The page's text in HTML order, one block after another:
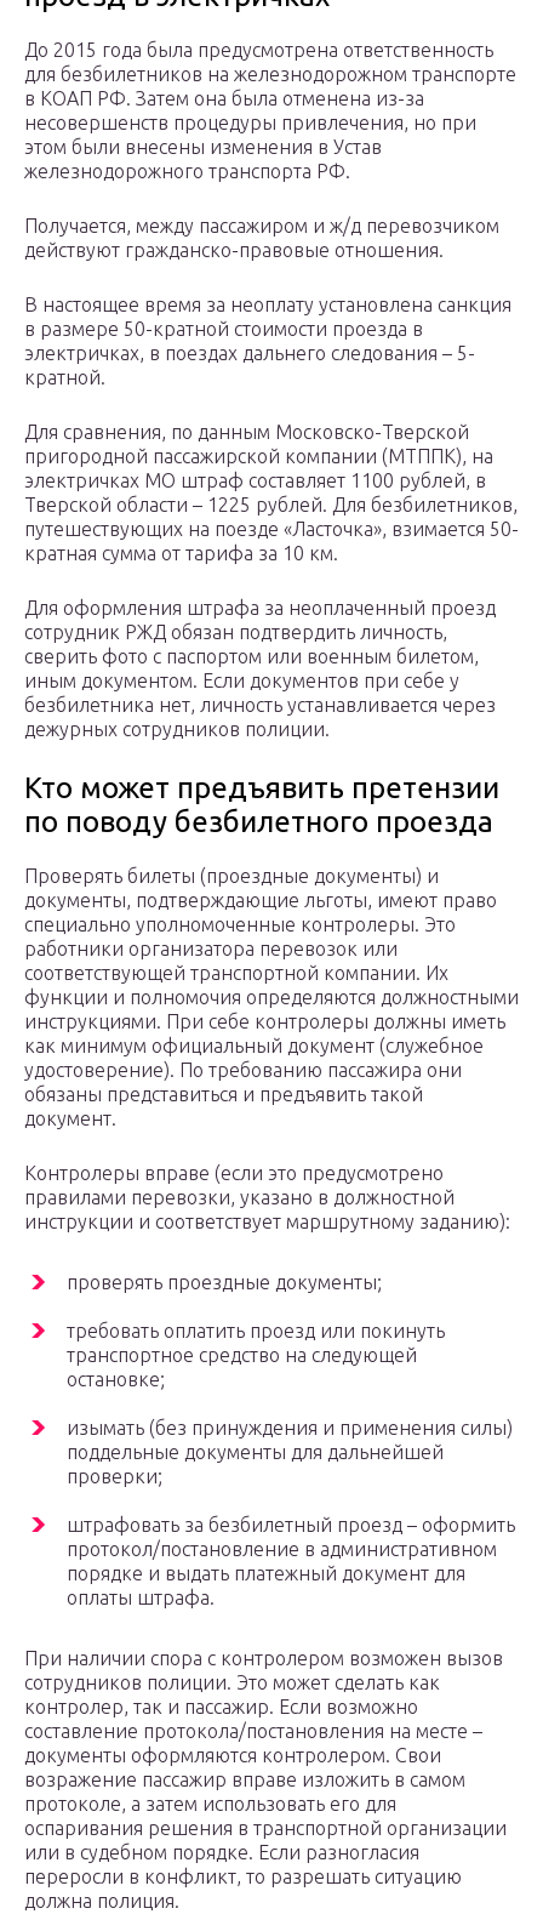
До 2015 года была предусмотрена ответственность
для безбилетников на железнодорожном транспорте
в КОАП РФ. Затем она была отменена из-за
несовершенств процедуры привлечения, но при
этом были внесены изменения в Устав
железнодорожного транспорта РФ.
Получается, между пассажиром и ж/д перевозчиком
действуют гражданско-правовые отношения.
В настоящее время за неоплату установлена санкция
в размере 50-кратной стоимости проезда в
электричках, в поездах дальнего следования – 5-
кратной.
Для сравнения, по данным Московско-Тверской
пригородной пассажирской компании (МТППК), на
электричках МО штраф составляет 1100 рублей, в
Тверской области – 1225 рублей. Для безбилетников,
путешествующих на поезде «Ласточка», взимается 50-
кратная сумма от тарифа за 10 км.
Для оформления штрафа за неоплаченный проезд
сотрудник РЖД обязан подтвердить личность,
сверить фото с паспортом или военным билетом,
иным документом. Если документов при себе у
безбилетника нет, личность устанавливается через
дежурных сотрудников полиции.
Кто может предъявить претензии
по поводу безбилетного проезда
Проверять билеты (проездные документы) и
документы, подтверждающие льготы, имеют право
специально уполномоченные контролеры. Это
работники организатора перевозок или
соответствующей транспортной компании. Их
функции и полномочия определяются должностными
инструкциями. При себе контролеры должны иметь
как минимум официальный документ (служебное
удостоверение). По требованию пассажира они
обязаны представиться и предъявить такой
документ.
Контролеры вправе (если это предусмотрено
правилами перевозки, указано в должностной
инструкции и соответствует маршрутному заданию):
проверять проездные документы;
требовать оплатить проезд или покинуть
транспортное средство на следующей
остановке;
изымать (без принуждения и применения силы)
поддельные документы для дальнейшей
проверки;
штрафовать за безбилетный проезд – оформить
протокол/постановление в административном
порядке и выдать платежный документ для
оплаты штрафа.
При наличии спора с контролером возможен вызов
сотрудников полиции. Это может сделать как
контролер, так и пассажир. Если возможно
составление протокола/постановления на месте –
документы оформляются контролером. Свои
возражение пассажир вправе изложить в самом
протоколе, а затем использовать его для
оспаривания решения в транспортной организации
или в судебном порядке. Если разногласия
переросли в конфликт, то разрешать ситуацию
должна полиция.